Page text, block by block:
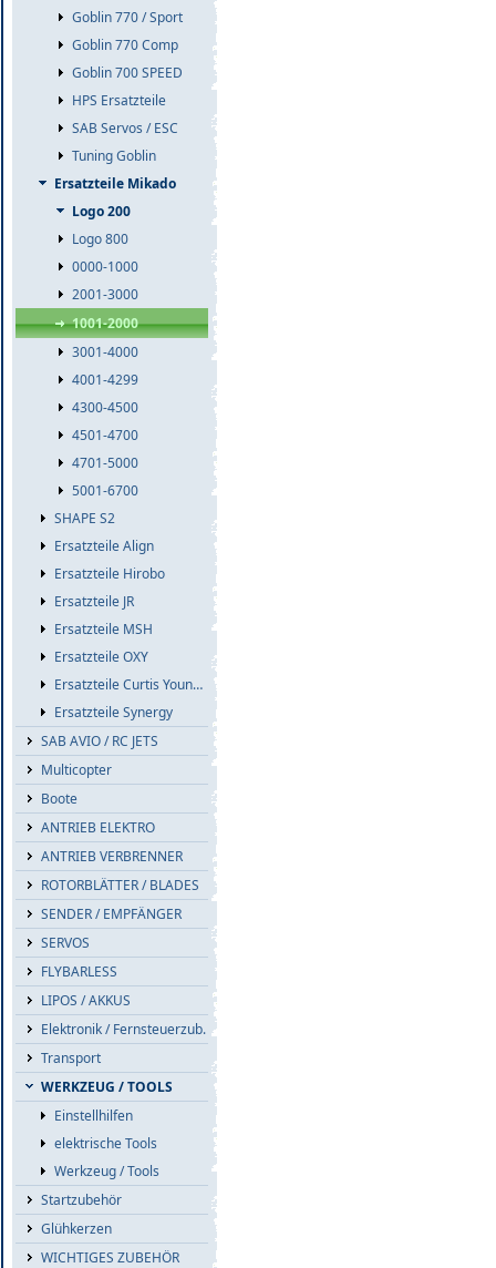
Goblin 770 / Sport
Goblin 770 Comp
Goblin 700 SPEED
HPS Ersatzteile
SAB Servos / ESC
Tuning Goblin
Ersatzteile Mikado
Logo 200
Logo 800
0000-1000
2001-3000
1001-2000
3001-4000
4001-4299
4300-4500
4501-4700
4701-5000
5001-6700
SHAPE S2
Ersatzteile Align
Ersatzteile Hirobo
Ersatzteile JR
Ersatzteile MSH
Ersatzteile OXY
Ersatzteile Curtis Youngblood
Ersatzteile Synergy
SAB AVIO / RC JETS
Multicopter
Boote
ANTRIEB ELEKTRO
ANTRIEB VERBRENNER
ROTORBLÄTTER / BLADES
SENDER / EMPFÄNGER
SERVOS
FLYBARLESS
LIPOS / AKKUS
Elektronik / Fernsteuerzub.
Transport
WERKZEUG / TOOLS
Einstellhilfen
elektrische Tools
Werkzeug / Tools
Startzubehör
Glühkerzen
WICHTIGES ZUBEHÖR